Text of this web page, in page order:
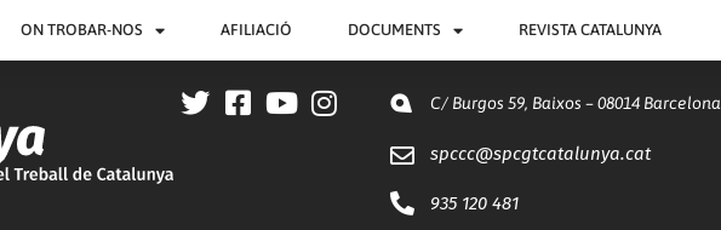
ON TROBAR-NOS AFILIACIÓ DOCUMENTS REVISTA CATALUNYA
C/ Burgos 59, Baixos – 08014 Barcelona
spccc@spcgtcatalunya.cat
935 120 481